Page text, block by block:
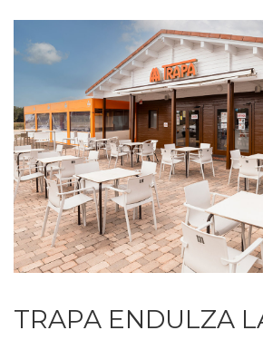
TRAPA ENDULZA